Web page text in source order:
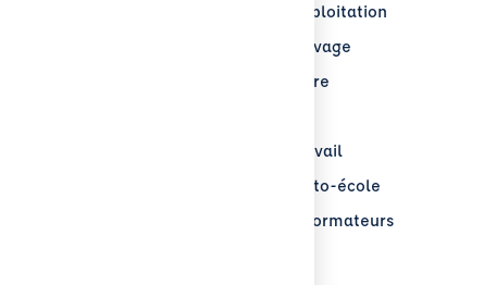
Transport & exploitation
Logistique & levage
Sécurité routière
Sécurité au travail
Métiers de l'auto-école
Formation de formateurs